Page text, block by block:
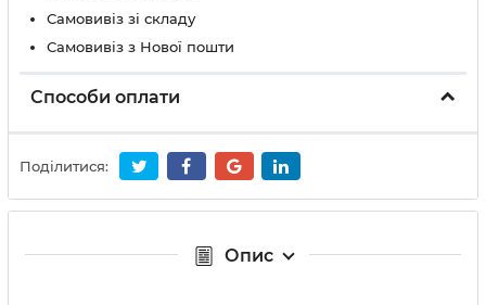
Самовивіз зі складу
Самовивіз з Нової пошти
Способи оплати
Поділитися:
Опис